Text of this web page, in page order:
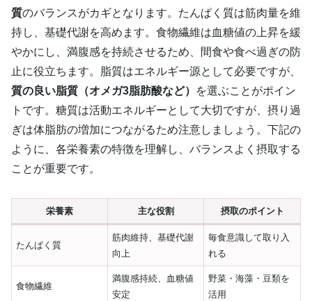
質のバランスがカギとなります。たんぱく質は筋肉量を維
持し、基礎代謝を高めます。食物繊維は血糖値の上昇を緩
やかにし、満腹感を持続させるため、間食や食べ過ぎの防
止に役立ちます。脂質はエネルギー源として必要ですが、
質の良い脂質（オメガ3脂肪酸など）
を選ぶことがポイン
トです。糖質は活動エネルギーとして大切ですが、摂り過
ぎは体脂肪の増加につながるため注意しましょう。下記の
ように、各栄養素の特徴を理解し、バランスよく摂取する
ことが重要です。
栄養素 主な役割 摂取のポイント
たんぱく質
筋肉維持、基礎代謝
向上
毎食意識して取り入
れる
食物繊維
満腹感持続、血糖値
安定
野菜・海藻・豆類を
活用